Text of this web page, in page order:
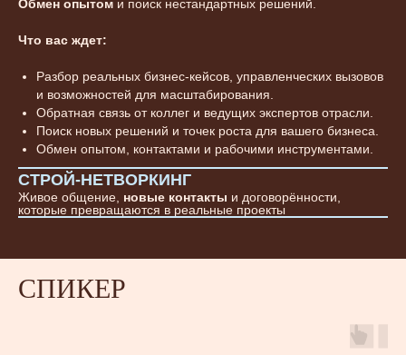
Обмен опытом и поиск нестандартных решений.
Что вас ждет:
Разбор реальных бизнес-кейсов, управленческих вызовов
и возможностей для масштабирования.
Обратная связь от коллег и ведущих экспертов отрасли.
Поиск новых решений и точек роста для вашего бизнеса.
Обмен опытом, контактами и рабочими инструментами.
СТРОЙ-НЕТВОРКИНГ
Живое общение, новые контакты и договорённости,
которые превращаются в реальные проекты
СПИКЕР